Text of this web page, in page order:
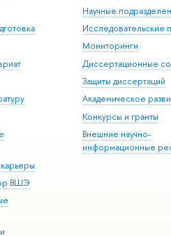
ВШЭ
Научные
Исследовательские
Мониторинги
Диссертационные
Защиты диссертаций
Академическое
Конкурсы и гранты
Внешние научно-
информационные